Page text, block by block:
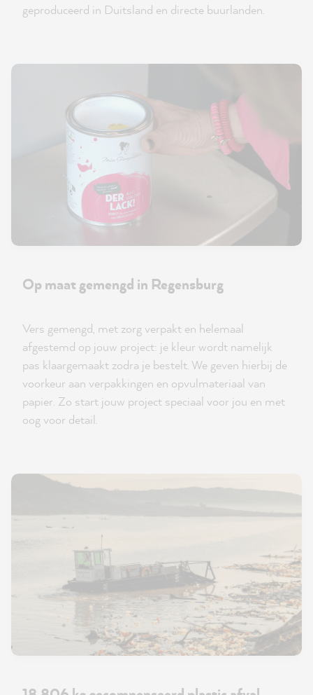
geproduceerd in Duitsland en directe buurlanden.
Op maat gemengd in Regensburg
Vers gemengd, met zorg verpakt en helemaal
afgestemd op jouw project: je kleur wordt namelijk
pas klaargemaakt zodra je bestelt. We geven hierbij de
voorkeur aan verpakkingen en opvulmateriaal van
papier. Zo start jouw project speciaal voor jou en met
oog voor detail.